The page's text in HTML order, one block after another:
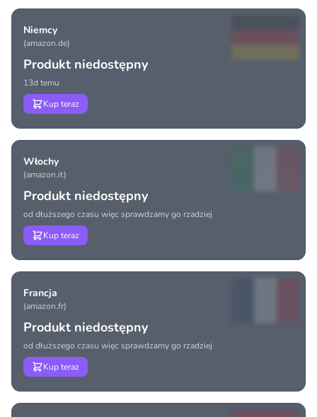
Niemcy
(amazon.de)
Produkt niedostępny
13d temu
Kup teraz
Włochy
(amazon.it)
Produkt niedostępny
od dłuższego czasu więc sprawdzamy go rzadziej
Kup teraz
Francja
(amazon.fr)
Produkt niedostępny
od dłuższego czasu więc sprawdzamy go rzadziej
Kup teraz